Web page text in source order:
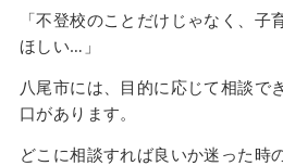
「不登校のことだけじゃなく、子
ほしい…」
八尾市には、目的に応じて相談で
口があります。
どこに相談すれば良いか迷った時